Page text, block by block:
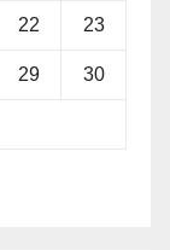
22 23
29 30